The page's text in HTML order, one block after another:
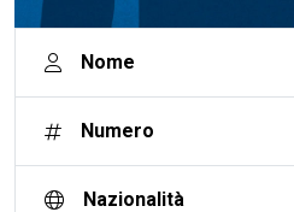
Nome
Numero
Nazionalità